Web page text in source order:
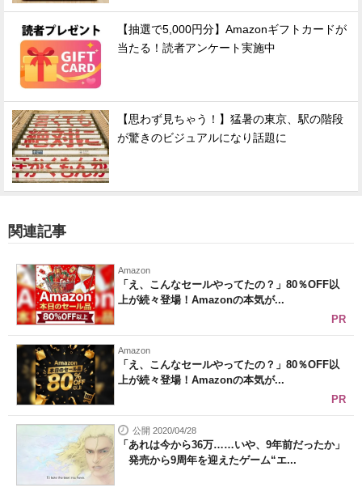
【抽選で5,000円分】Amazonギフトカードが
当たる！読者アンケート実施中
【思わず見ちゃう！】猛暑の東京、駅の階段
が驚きのビジュアルになり話題に
関連記事
Amazon
「え、こんなセールやってたの？」80％OFF以
上が続々登場！Amazonの本気が...
PR
Amazon
「え、こんなセールやってたの？」80％OFF以
上が続々登場！Amazonの本気が...
PR
公開 2020/04/28
「あれは今から36万……いや、9年前だったか」
発売から9周年を迎えたゲーム“エ...